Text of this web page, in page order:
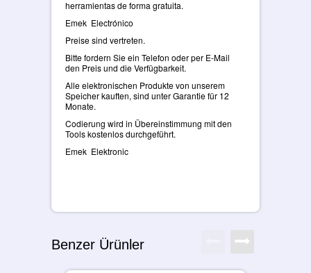
herramientas de forma gratuita.
Emek Electrónico
Preise sind vertreten.
Bitte fordern Sie ein Telefon oder per E-Mail
den Preis und die Verfügbarkeit.
Alle elektronischen Produkte von unserem
Speicher kauften, sind unter Garantie für 12
Monate.
Codierung wird in Übereinstimmung mit den
Tools kostenlos durchgeführt.
Emek Elektronic
Benzer Ürünler